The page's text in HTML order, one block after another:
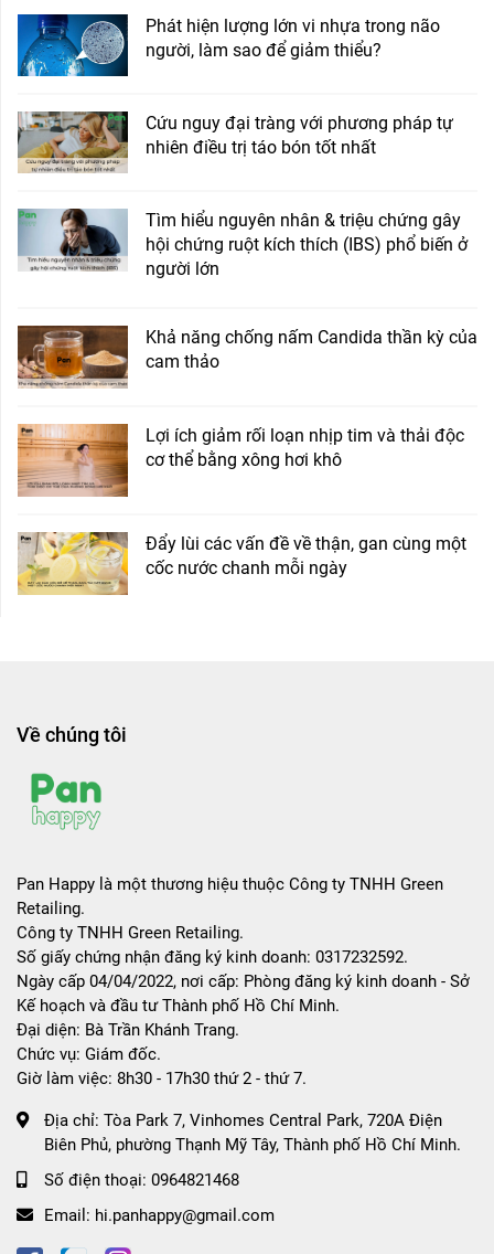
Phát hiện lượng lớn vi nhựa trong não
người, làm sao để giảm thiểu?
Cứu nguy đại tràng với phương pháp tự
nhiên điều trị táo bón tốt nhất
Tìm hiểu nguyên nhân & triệu chứng gây
hội chứng ruột kích thích (IBS) phổ biến ở
người lớn
Khả năng chống nấm Candida thần kỳ của
cam thảo
Lợi ích giảm rối loạn nhịp tim và thải độc
cơ thể bằng xông hơi khô
Đẩy lùi các vấn đề về thận, gan cùng một
cốc nước chanh mỗi ngày
Về chúng tôi
Pan Happy là một thương hiệu thuộc Công ty TNHH Green
Retailing.
Công ty TNHH Green Retailing.
Số giấy chứng nhận đăng ký kinh doanh: 0317232592.
Ngày cấp 04/04/2022, nơi cấp: Phòng đăng ký kinh doanh - Sở
Kế hoạch và đầu tư Thành phố Hồ Chí Minh.
Đại diện: Bà Trần Khánh Trang.
Chức vụ: Giám đốc.
Giờ làm việc: 8h30 - 17h30 thứ 2 - thứ 7.
Địa chỉ: Tòa Park 7, Vinhomes Central Park, 720A Điện
Biên Phủ, phường Thạnh Mỹ Tây, Thành phố Hồ Chí Minh.
Số điện thoại: 0964821468
Email: hi.panhappy@gmail.com